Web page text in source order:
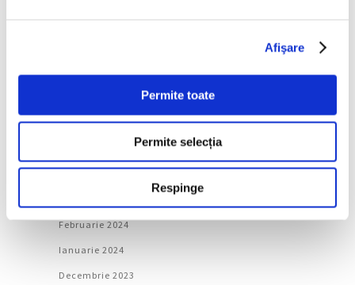
Afişare
Permite toate
Permite selecția
Respinge
August 2024
Iunie 2024
Februarie 2024
Ianuarie 2024
Decembrie 2023